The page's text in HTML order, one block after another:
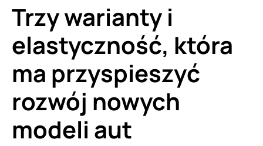
Trzy warianty i
elastyczność, która
ma przyspieszyć
rozwój nowych
modeli aut